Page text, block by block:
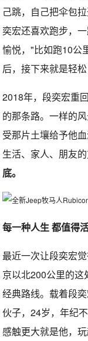
己跳，自己把伞包
奕宏还喜欢跑步，
愉悦，"比如跑10公
后，接下来就是轻
2018年，段奕宏重
的那条路。一样的
受那片土壤给予他
生活、家人、朋友
底。
每一种人生 都值得
最近一次让段奕宏
京以北200公里的
经典路线。载着段
伙子，24岁，年纪
感触更大就是他，